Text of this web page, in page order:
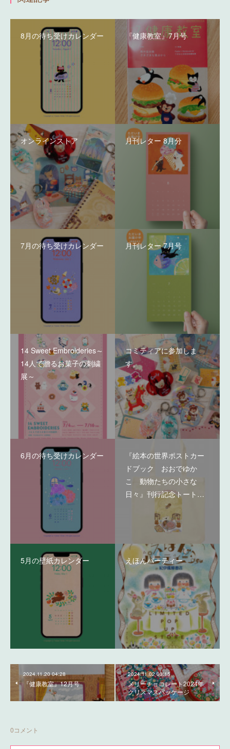
8月の待ち受けカレンダー 『健康教室』7月号
オンラインストア 月刊レター 8月分
7月の待ち受けカレンダー 月刊レター 7月号
14 Sweet Embroideries～
14人で贈るお菓子の刺繍
展～
コミティアに参加しま
す。
6月の待ち受けカレンダー
『絵本の世界ポストカー
ドブック おおでゆか
こ 動物たちの小さな
日々』刊行記念トート…
5月の壁紙カレンダー えほんパーティー
2024.11.20 04:28
『健康教室』12月号
2024.11.02 03:15
メリーチョコレート2024年
クリスマスパッケージ
0コメント